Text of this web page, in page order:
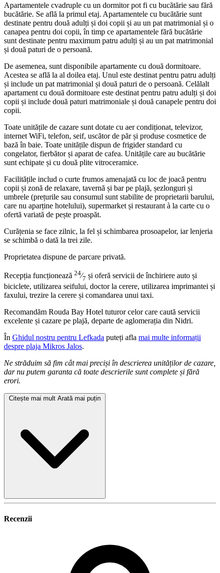
Apartamentele cvadruple cu un dormitor pot fi cu bucătărie sau fără
bucătărie. Se află la primul etaj. Apartamentele cu bucătărie sunt
destinate pentru două adulți și doi copii și au un pat matrimonial și o
canapea pentru doi copii, în timp ce apartamentele fără bucătărie
sunt destinate pentru maximum patru adulți și au un pat matrimonial
și două paturi de o persoană.
De asemenea, sunt disponibile apartamente cu două dormitoare.
Acestea se află la al doilea etaj. Unul este destinat pentru patru adulți
și include un pat matrimonial și două paturi de o persoană. Celălalt
apartament cu două dormitoare este destinat pentru patru adulți și doi
copii și include două paturi matrimoniale și două canapele pentru doi
copii.
Toate unitățile de cazare sunt dotate cu aer condiționat, televizor,
internet WiFi, telefon, seif, uscător de păr și produse cosmetice de
bază în baie. Toate unitățile dispun de frigider standard cu
congelator, fierbător și aparat de cafea. Unitățile care au bucătărie
sunt echipate și cu două plite vitroceramice.
Facilitățile includ o curte frumos amenajată cu loc de joacă pentru
copii și zonă de relaxare, tavernă și bar pe plajă, șezlonguri și
umbrele (prețurile sau consumul sunt stabilite de proprietarii barului,
care nu aparține hotelului), supermarket și restaurant à la carte cu o
ofertă variată de pește proaspăt.
Curățenia se face zilnic, la fel și schimbarea prosoapelor, iar lenjeria
se schimbă o dată la trei zile.
Proprietatea dispune de parcare privată.
Recepția funcționează 24⁄7 și oferă servicii de închiriere auto și
biciclete, utilizarea seifului, doctor la cerere, utilizarea imprimantei și
faxului, trezire la cerere și comandarea unui taxi.
Recomandăm Rouda Bay Hotel tuturor celor care caută servicii
excelente și cazare pe plajă, departe de aglomerația din Nidri.
În Ghidul nostru pentru Lefkada puteți afla mai multe informații
despre plaja Mikros Jalos.
Ne străduim să fim cât mai preciși în descrierea unităților de cazare,
dar nu putem garanta că toate descrierile sunt complete și fără
erori.
Citește mai mult Arată mai puțin
Recenzii